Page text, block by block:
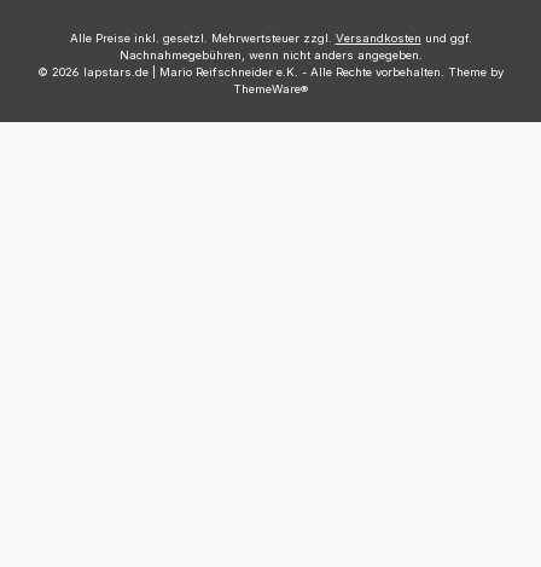
Alle Preise inkl. gesetzl. Mehrwertsteuer zzgl. Versandkosten und ggf.
Nachnahmegebühren, wenn nicht anders angegeben.
© 2026 lapstars.de | Mario Reifschneider e.K. - Alle Rechte vorbehalten. Theme by
ThemeWare®